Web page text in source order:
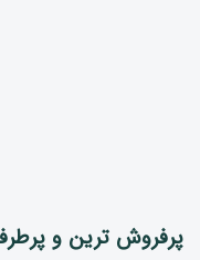
پرفروش ترین و